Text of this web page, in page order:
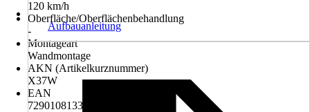
120 km/h
Oberfläche/Oberflächenbehandlung
-
Montageart
Wandmontage
AKN (Artikelkurznummer)
X37W
EAN
7290108133998
Aufbauanleitung